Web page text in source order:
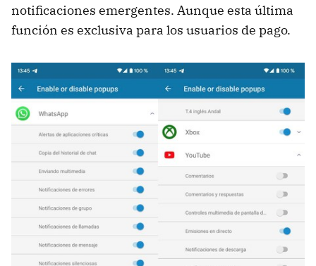
notificaciones emergentes. Aunque esta última
función es exclusiva para los usuarios de pago.